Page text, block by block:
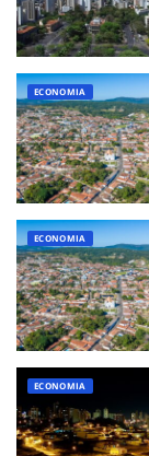
ECONOMIA
ECONOMIA
ECONOMIA